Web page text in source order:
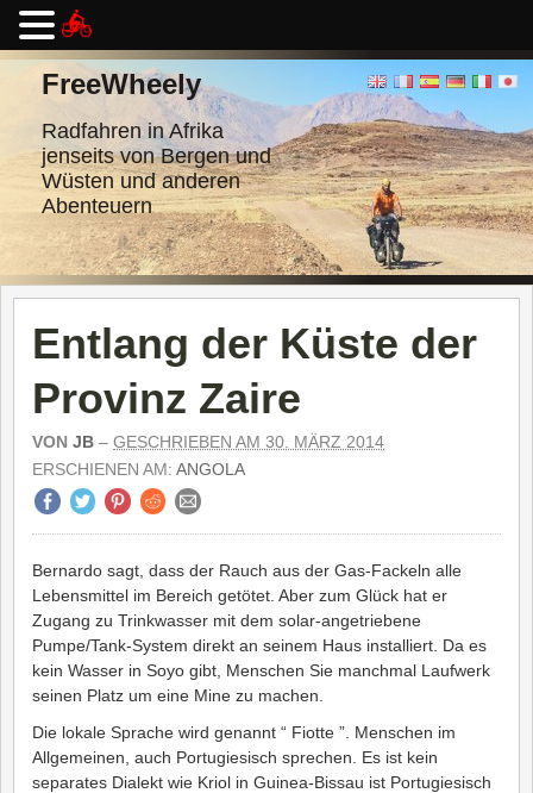
Zum
springenFreeWheely
Radfahren in Afrika
jenseits von Bergen und
Wüsten und anderen
Abenteuern
Entlang der Küste der
Provinz Zaire
VON JB – GESCHRIEBEN AM 30. MÄRZ 2014
ERSCHIENEN AM: ANGOLA
Bernardo sagt, dass der Rauch aus der Gas-Fackeln alle
Lebensmittel im Bereich getötet. Aber zum Glück hat er
Zugang zu Trinkwasser mit dem solar-angetriebene
Pumpe/Tank-System direkt an seinem Haus installiert. Da es
kein Wasser in Soyo gibt, Menschen Sie manchmal Laufwerk
seinen Platz um eine Mine zu machen.
Die lokale Sprache wird genannt “ Fiotte ”. Menschen im
Allgemeinen, auch Portugiesisch sprechen. Es ist kein
separates Dialekt wie Kriol in Guinea-Bissau ist Portugiesisch